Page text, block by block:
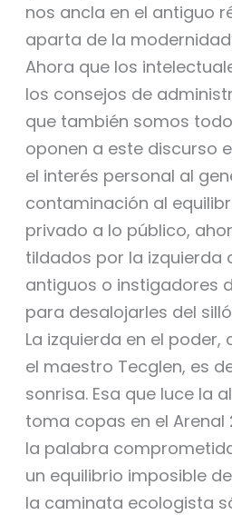
nos ancla en el antiguo
aparta de la
Ahora que los
los consejos de
que también somos
oponen a este discurso
el interés personal al
contaminación al
privado a lo público,
tildados por la izquierda
antiguos o instigadores
para desalojarles del
La izquierda en el
el maestro Tecglen, es
sonrisa. Esa que luce la
toma copas en el Arenal
la palabra
un equilibrio imposible
la caminata ecologista